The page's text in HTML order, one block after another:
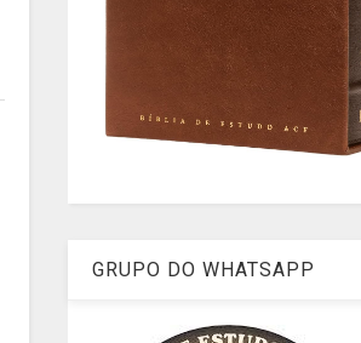
GRUPO DO WHATSAPP